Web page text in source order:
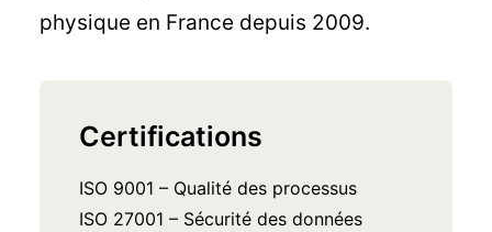
physique en France depuis 2009.
Certifications
ISO 9001 – Qualité des processus
ISO 27001 – Sécurité des données